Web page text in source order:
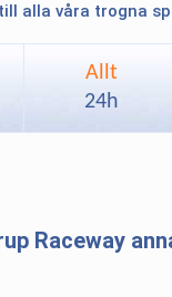
alla våra trogna
Allt
24h
Raceway